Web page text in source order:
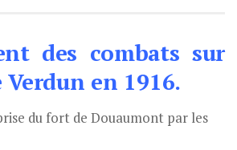
des combats sur
en 1916.
du fort de Douaumont par les